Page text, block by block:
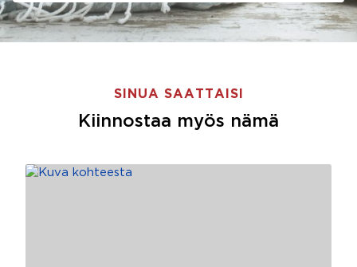
SINUA SAATTAISI
Kiinnostaa myös nämä